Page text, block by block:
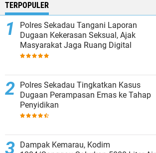
TERPOPULER
Polres Sekadau Tangani Laporan
Dugaan Kekerasan Seksual, Ajak
Masyarakat Jaga Ruang Digital
Polres Sekadau Tingkatkan Kasus
Dugaan Perampasan Emas ke Tahap
Penyidikan
Dampak Kemarau, Kodim